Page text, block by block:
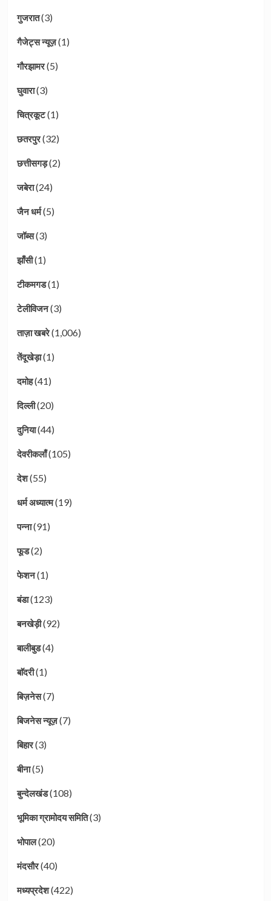
गुजरात(3)
गैजेट्स न्यूज़(1)
गौरझामर(5)
घुवारा(3)
चित्रकूट(1)
छतरपुर(32)
छत्तीसगड़(2)
जबेरा(24)
जैन धर्म(5)
जॉब्स(3)
झाँसी(1)
टीकमगड(1)
टेलीविजन(3)
ताज़ा खबरे(1,006)
तेंदूखेड़ा(1)
दमोह(41)
दिल्ली(20)
दुनिया(44)
देवरीकलाँ(105)
देश(55)
धर्म अध्यात्म(19)
पन्ना(91)
फूड(2)
फेशन(1)
बंडा(123)
बनखेड़ी(92)
बालीबुड(4)
बाॅदरी(1)
बिज़नेस(7)
बिजनेस न्यूज़(7)
बिहार(3)
बीना(5)
बुन्देलखंड(108)
भूमिका ग्रामोदय समिति(3)
भोपाल(20)
मंदसौर(40)
मध्यप्रदेश(422)